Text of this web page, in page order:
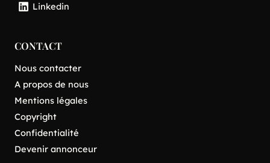
Linkedin
CONTACT
Nous contacter
A propos de nous
Mentions légales
Copyright
Confidentialité
Devenir annonceur